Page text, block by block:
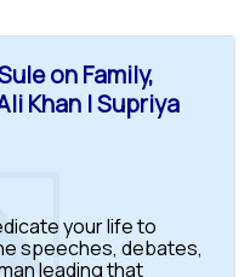
on Family,
Khan | Supriya
your life to
speeches, debates,
leading that